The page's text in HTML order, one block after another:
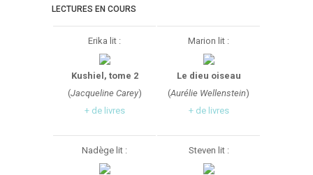
LECTURES EN COURS
Erika lit :
Kushiel, tome 2
(Jacqueline Carey)
+ de livres
Marion lit :
Le dieu oiseau
(Aurélie Wellenstein)
+ de livres
Nadège lit : Steven lit :